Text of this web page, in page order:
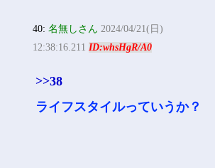
40:名無しさん 2024/04/21(日)
12:38:16.211ID:whsHgR/A0
>>38
ライフスタイルっていうか？